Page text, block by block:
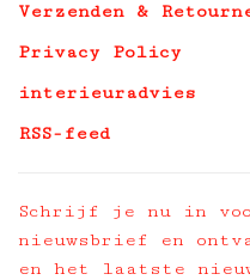
Verzenden &
Privacy Policy
interieuradvies
RSS-feed
Schrijf je nu in
nieuwsbrief en
en het laatste